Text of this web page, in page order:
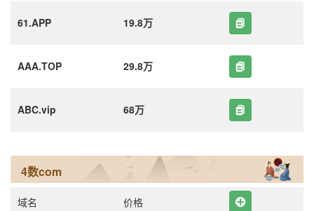
61.APP 19.8万
AAA.TOP 29.8万
ABC.vip 68万
4数com
域名 价格